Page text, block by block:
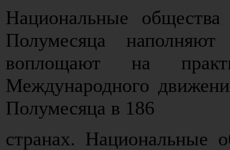
Национальные
Полумесяца
воплощают на
Международного
Полумесяца в 186
странах. Национальные